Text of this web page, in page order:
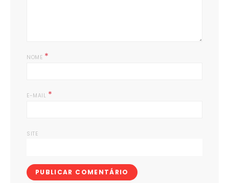
NOME *
E-MAIL *
SITE